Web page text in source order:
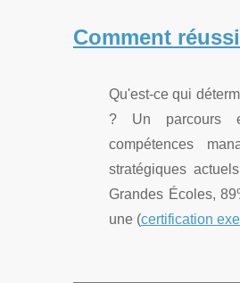
Comment
Qu'est-ce qui
? Un parcours
compétences
stratégiques
Grandes Écoles,
une (certification